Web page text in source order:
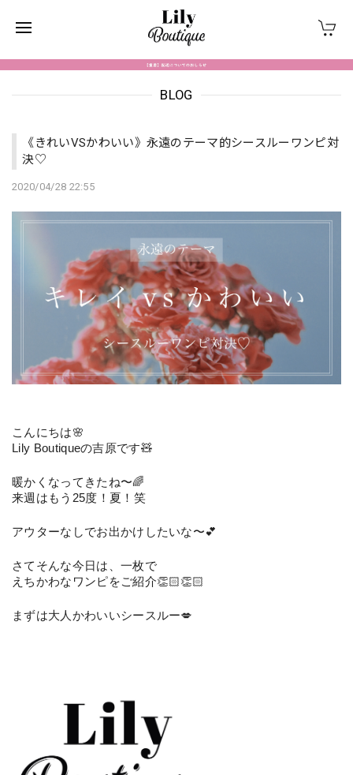
BLOG
《きれいVSかわいい》永遠のテーマ的シースルーワンピ対
決♡
2020/04/28 22:55
こんにちは🌸
Lily Boutiqueの吉原です🧸
暖かくなってきたね〜🌈
来週はもう25度！夏！笑
アウターなしでお出かけしたいな〜💕
さてそんな今日は、一枚で
えちかわなワンピをご紹介👏🏻👏🏻
まずは大人かわいいシースルー💋